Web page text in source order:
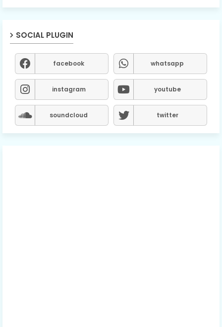
SOCIAL PLUGIN
facebook whatsapp
instagram youtube
soundcloud twitter